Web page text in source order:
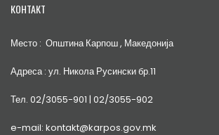
КОНТАКТ
Место : Општина Карпош , Македонија
Адреса : ул. Никола Русински бр.11
Тел. 02/3055-901 | 02/3055-902
e-mail: kontakt@karpos.gov.mk